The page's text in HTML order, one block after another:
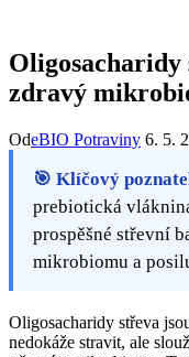
zdravý
OdeBIO Potraviny 6. 5.
🎯 Klíčový
prebiotická
prospěšné střevní
mikrobiomu a
Oligosacharidy střeva
nedokáže stravit, ale